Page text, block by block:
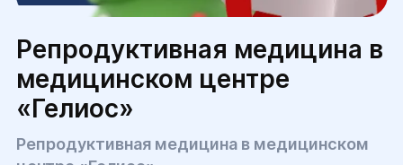
Репродуктивная медицина в
медицинском центре
«Гелиос»
Репродуктивная медицина в медицинском